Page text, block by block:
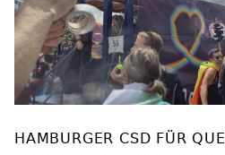
HAMBURGER CSD FÜR